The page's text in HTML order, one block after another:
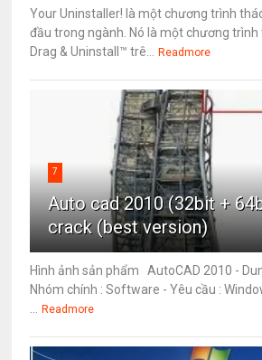
Your Uninstaller! là một chương trình
đầu trong ngành. Nó là một chương
Drag & Uninstall™ trê...
Readmore
7
Auto cad 2010 (32bit +
crack (best version)
Hình ảnh sản phẩm AutoCAD 2010 -
Nhóm chính : Software - Yêu cầu :
Readmore